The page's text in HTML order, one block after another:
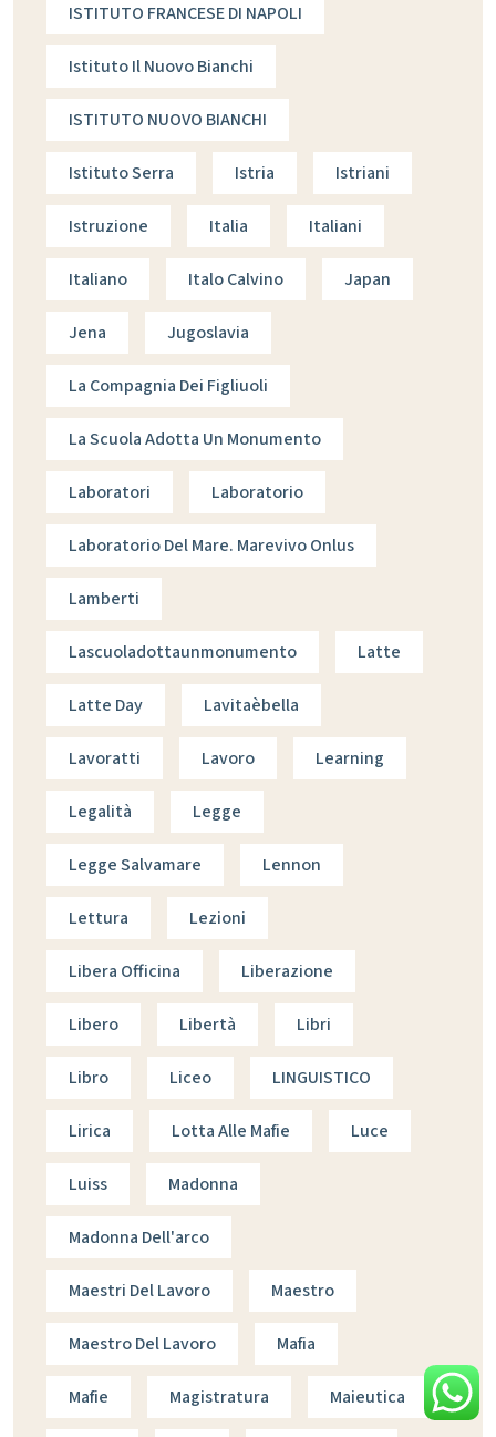
ISTITUTO FRANCESE DI NAPOLI
Istituto Il Nuovo Bianchi
ISTITUTO NUOVO BIANCHI
Istituto Serra Istria Istriani
Istruzione Italia Italiani
Italiano Italo Calvino Japan
Jena Jugoslavia
La Compagnia Dei Figliuoli
La Scuola Adotta Un Monumento
Laboratori Laboratorio
Laboratorio Del Mare. Marevivo Onlus
Lamberti
Lascuoladottaunmonumento Latte
Latte Day Lavitaèbella
Lavoratti Lavoro Learning
Legalità Legge
Legge Salvamare Lennon
Lettura Lezioni
Libera Officina Liberazione
Libero Libertà Libri
Libro Liceo LINGUISTICO
Lirica Lotta Alle Mafie Luce
Luiss Madonna
Madonna Dell'arco
Maestri Del Lavoro Maestro
Maestro Del Lavoro Mafia
Mafie Magistratura Maieutica